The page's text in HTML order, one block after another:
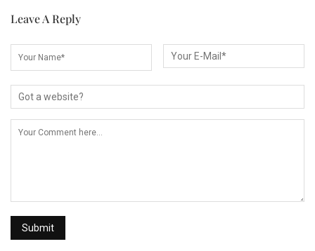
Leave A Reply